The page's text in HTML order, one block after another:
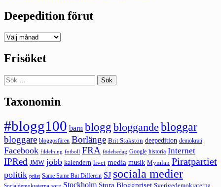
Deepedition förut
Deepedition
Frisöket
Sök
efter:
Taxonomin
#blogg100 barn blogg bloggande bloggar
bloggare bloggosfären Borlänge Brit Stakston deepedition demokrati
Facebook fildelning fotboll FRA födelsedag Google historia Internet
IPRed JMW jobb kalendern livet media musik Mymlan Piratpartiet
politik präst Same Same But Different SJ sociala medier
sorg Stockholm Stora Bloggpriset Sverigedemokraterna